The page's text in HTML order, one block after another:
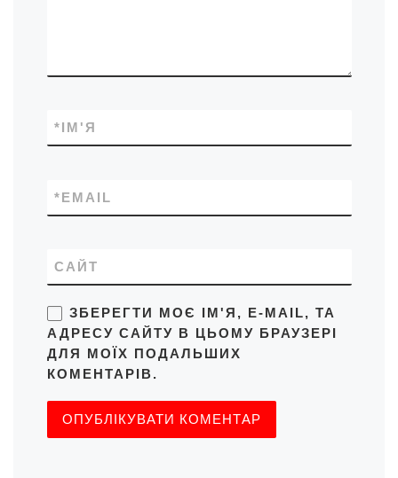
ІМ'Я
*
EMAIL
*
САЙТ
ЗБЕРЕГТИ МОЄ ІМ'Я, E-MAIL, ТА
АДРЕСУ САЙТУ В ЦЬОМУ БРАУЗЕРІ
ДЛЯ МОЇХ ПОДАЛЬШИХ
КОМЕНТАРІВ.